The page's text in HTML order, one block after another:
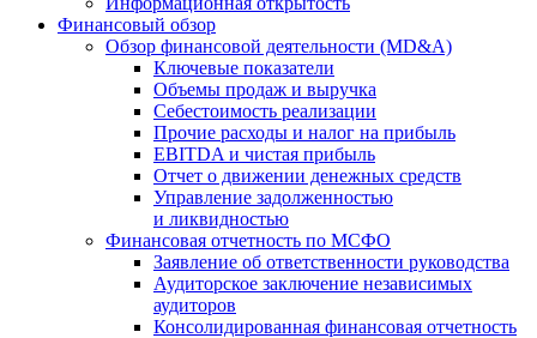
Финансовый обзор
Обзор финансовой деятельности (MD&A)
Ключевые показатели
Объемы продаж и выручка
Себестоимость реализации
Прочие расходы и налог на прибыль
EBITDA и чистая прибыль
Отчет о движении денежных средств
Управление задолженностью
и ликвидностью
Финансовая отчетность по МСФО
Заявление об ответственности руководства
Аудиторское заключение независимых
аудиторов
Консолидированная финансовая отчетность